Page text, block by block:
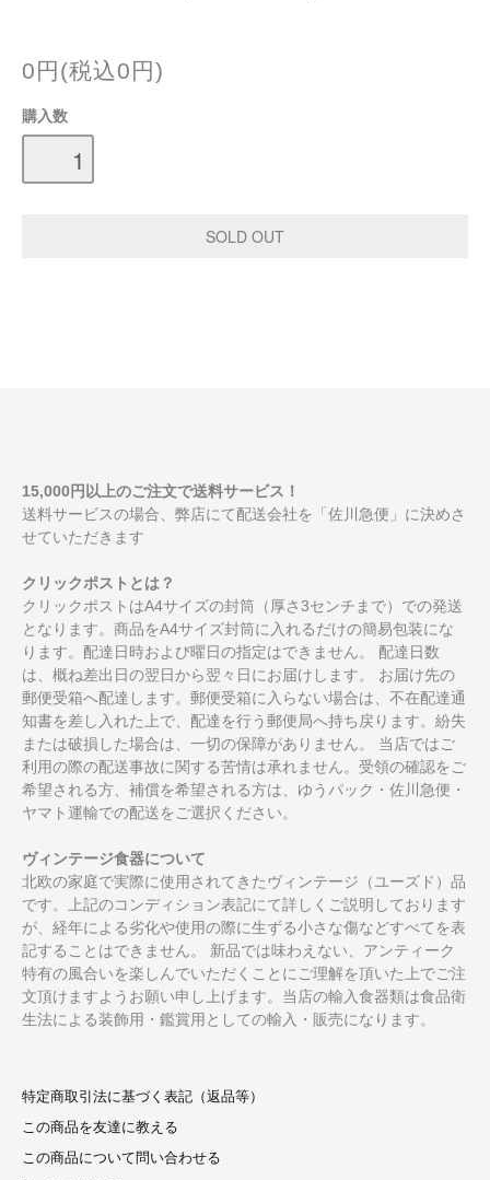
0円(税込0円)
購入数
15,000円以上のご注文で送料サービス！
送料サービスの場合、弊店にて配送会社を「佐川急便」に決めさ
せていただきます
クリックポストとは？
クリックポストはA4サイズの封筒（厚さ3センチまで）での発送
となります。商品をA4サイズ封筒に入れるだけの簡易包装にな
ります。配達日時および曜日の指定はできません。 配達日数
は、概ね差出日の翌日から翌々日にお届けします。 お届け先の
郵便受箱へ配達します。郵便受箱に入らない場合は、不在配達通
知書を差し入れた上で、配達を行う郵便局へ持ち戻ります。紛失
または破損した場合は、一切の保障がありません。 当店ではご
利用の際の配送事故に関する苦情は承れません。受領の確認をご
希望される方、補償を希望される方は、ゆうパック・佐川急便・
ヤマト運輸での配送をご選択ください。
ヴィンテージ食器について
北欧の家庭で実際に使用されてきたヴィンテージ（ユーズド）品
です。上記のコンディション表記にて詳しくご説明しております
が、経年による劣化や使用の際に生ずる小さな傷などすべてを表
記することはできません。 新品では味わえない、アンティーク
特有の風合いを楽しんでいただくことにご理解を頂いた上でご注
文頂けますようお願い申し上げます。当店の輸入食器類は食品衛
生法による装飾用・鑑賞用としての輸入・販売になります。
特定商取引法に基づく表記（返品等）
この商品を友達に教える
この商品について問い合わせる